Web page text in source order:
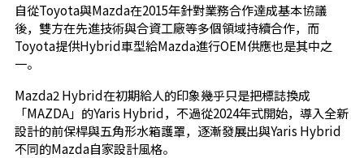
自從Toyota與Mazda在2015年針對業務合作達成基本協議
後，雙方在先進技術與合資工廠等多個領域持續合作，而
Toyota提供Hybrid車型給Mazda進行OEM供應也是其中之
一。
Mazda2 Hybrid在初期給人的印象幾乎只是把標誌換成
「MAZDA」的Yaris Hybrid，不過從2024年式開始，導入全新
設計的前保桿與五角形水箱護罩，逐漸發展出與Yaris Hybrid
不同的Mazda自家設計風格。